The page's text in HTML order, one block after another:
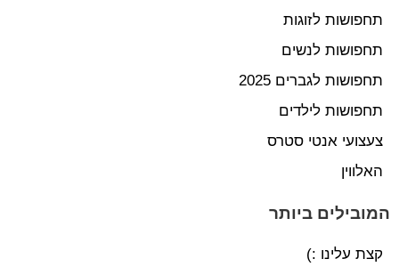
תחפושות לזוגות
תחפושות לנשים
תחפושות לגברים 2025
תחפושות לילדים
צעצועי אנטי סטרס
האלווין
המובילים ביותר
קצת עלינו :)